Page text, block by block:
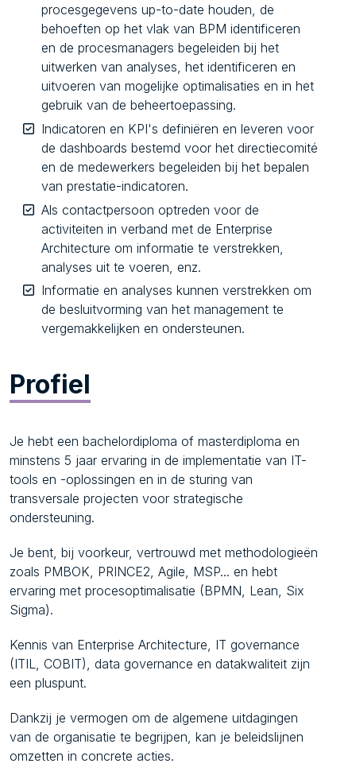
procesgegevens up-to-date houden, de
behoeften op het vlak van BPM identificeren
en de procesmanagers begeleiden bij het
uitwerken van analyses, het identificeren en
uitvoeren van mogelijke optimalisaties en in het
gebruik van de beheertoepassing.
Indicatoren en KPI's definiëren en leveren voor
de dashboards bestemd voor het directiecomité
en de medewerkers begeleiden bij het bepalen
van prestatie-indicatoren.
Als contactpersoon optreden voor de
activiteiten in verband met de Enterprise
Architecture om informatie te verstrekken,
analyses uit te voeren, enz.
Informatie en analyses kunnen verstrekken om
de besluitvorming van het management te
vergemakkelijken en ondersteunen.
Profiel
Je hebt een bachelordiploma of masterdiploma en
minstens 5 jaar ervaring in de implementatie van IT-
tools en -oplossingen en in de sturing van
transversale projecten voor strategische
ondersteuning.
Je bent, bij voorkeur, vertrouwd met methodologieën
zoals PMBOK, PRINCE2, Agile, MSP... en hebt
ervaring met procesoptimalisatie (BPMN, Lean, Six
Sigma).
Kennis van Enterprise Architecture, IT governance
(ITIL, COBIT), data governance en datakwaliteit zijn
een pluspunt.
Dankzij je vermogen om de algemene uitdagingen
van de organisatie te begrijpen, kan je beleidslijnen
omzetten in concrete acties.